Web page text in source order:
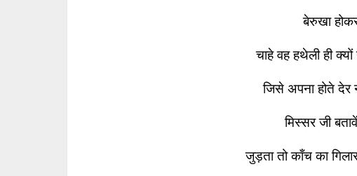
बेरुखा
चाहे वह हथेली ही
जिसे अपना होते देर
मिस्सर जी
जुड़ता तो काँच का